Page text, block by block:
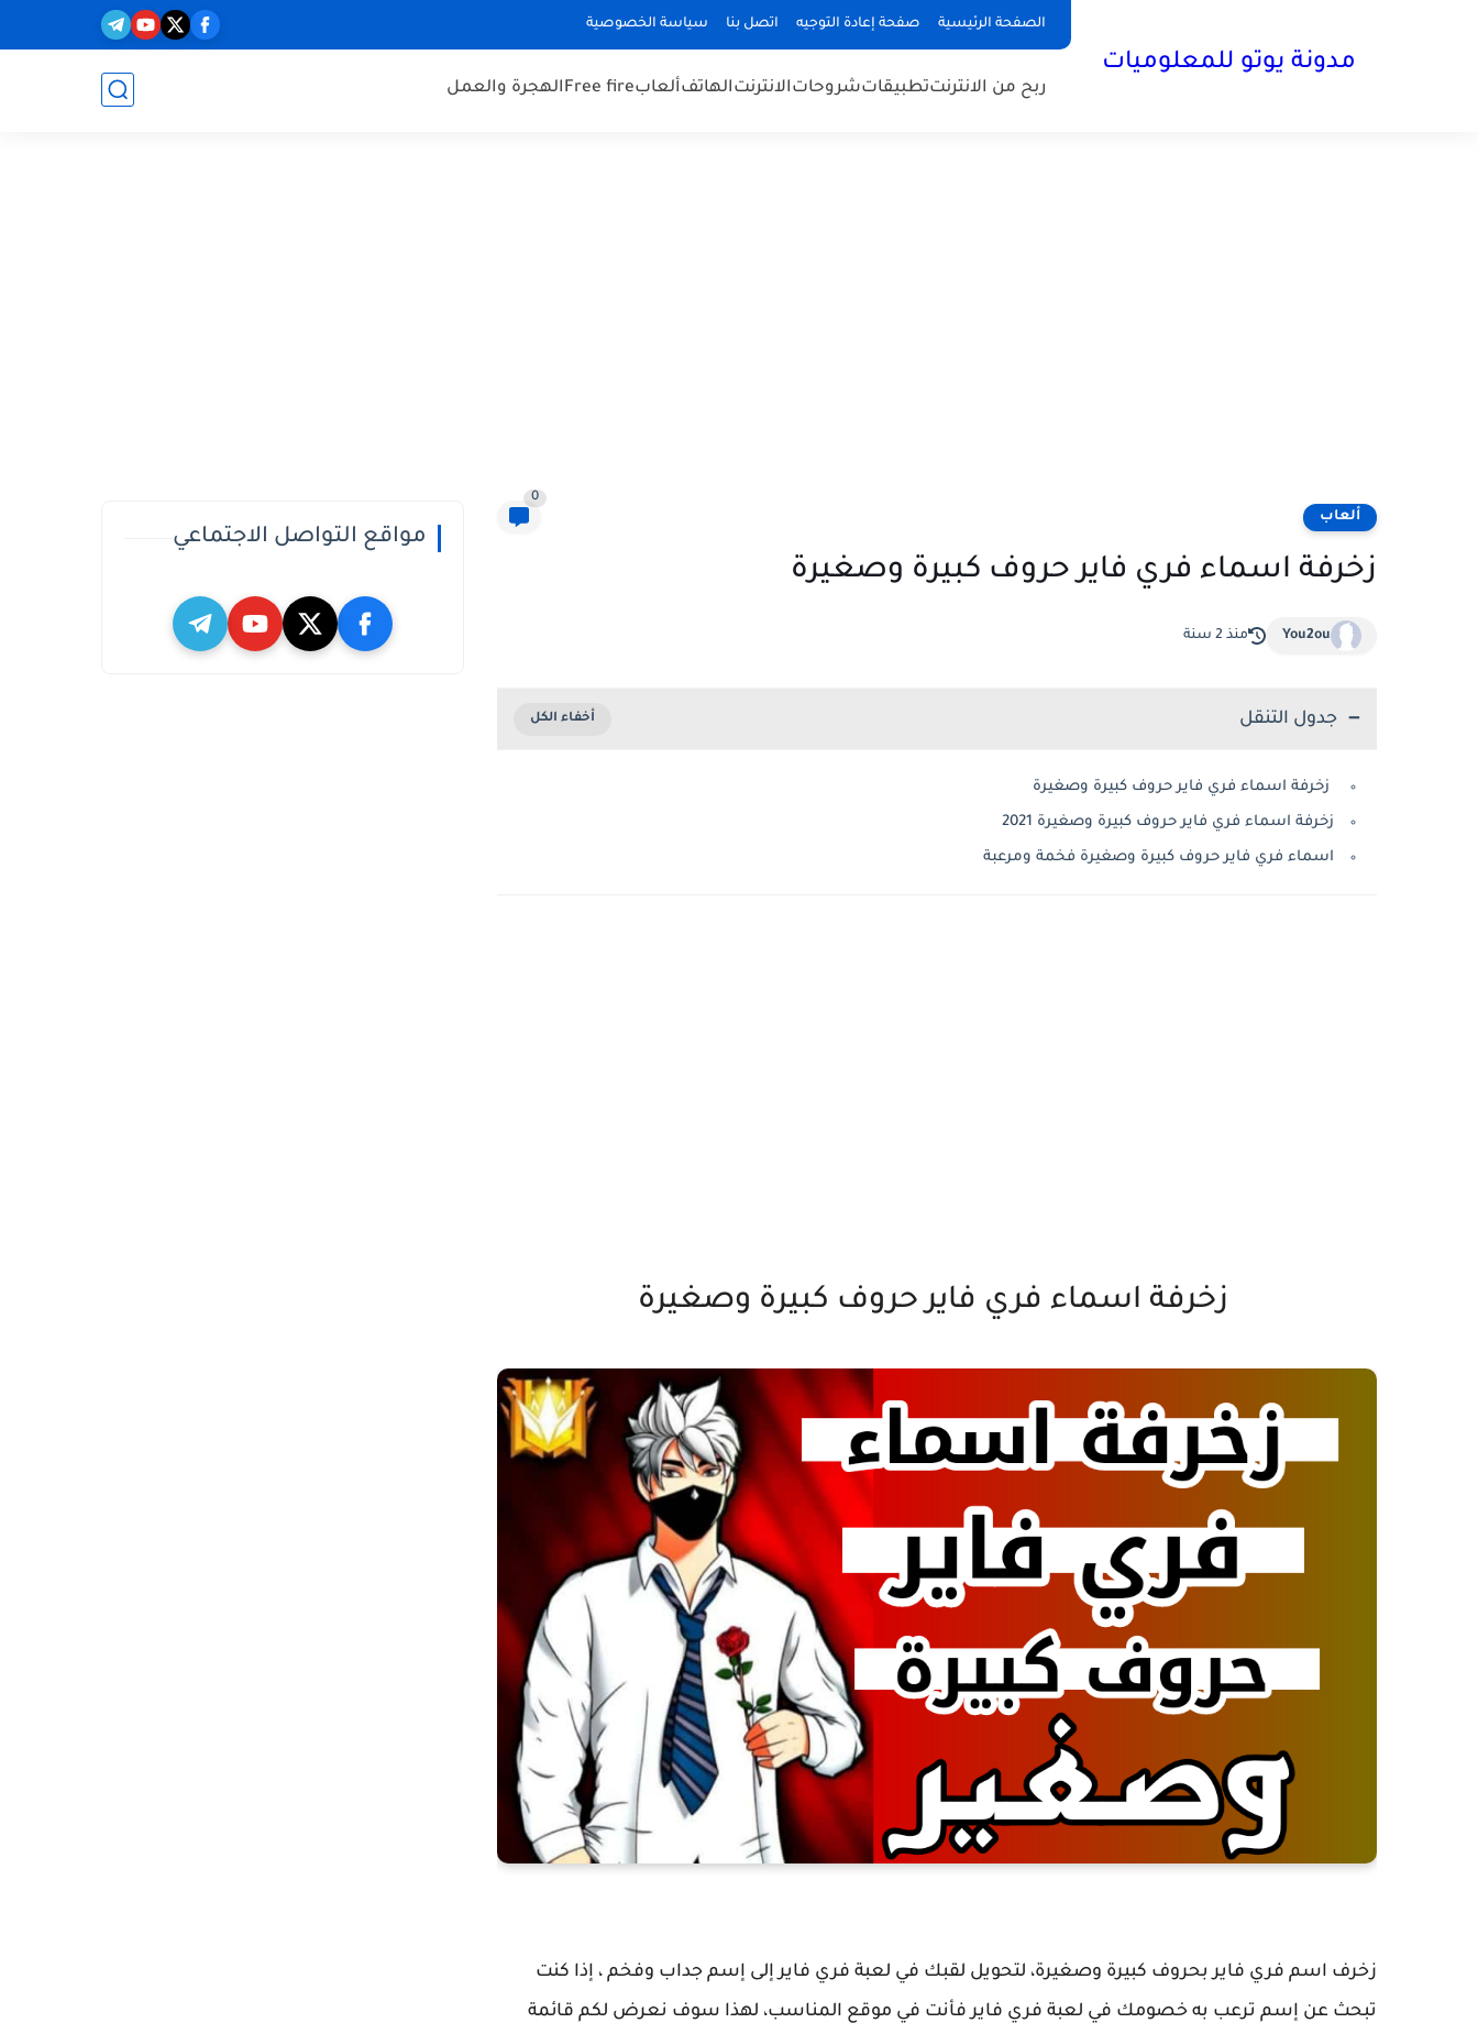
الصفحة الرئيسية صفحة إعادة التوجيه اتصل بنا سياسة الخصوصية
مدونة يوتو للمعلوميات
ربح من الانترنتتطبيقاتشروحاتالانترنتالهاتفألعابFree fireالهجرة والعمل
ألعاب
0
زخرفة اسماء فري فاير حروف كبيرة وصغيرة
You2ou منذ 2 سنة
جدول التنقل
زخرفة اسماء فري فاير حروف كبيرة وصغيرة
زخرفة اسماء فري فاير حروف كبيرة وصغيرة 2021
اسماء فري فاير حروف كبيرة وصغيرة فخمة ومرعبة
زخرفة اسماء فري فاير حروف كبيرة وصغيرة
زخرف اسم فري فاير بحروف كبيرة وصغيرة، لتحويل لقبك في لعبة فري فاير إلى إسم جداب وفخم ، إذا كنت
تبحث عن إسم ترعب به خصومك في لعبة فري فاير فأنت في موقع المناسب، لهذا سوف نعرض لكم قائمة
مواقع التواصل الاجتماعي